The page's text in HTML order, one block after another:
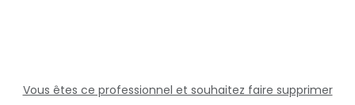
Vous êtes ce professionnel et souhaitez faire supprimer